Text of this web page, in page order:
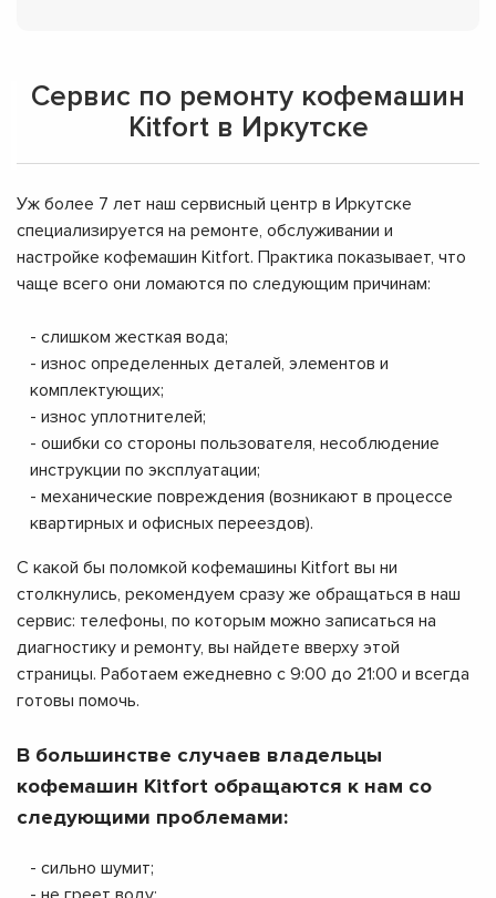
Сервис по ремонту кофемашин
Kitfort в Иркутске
Уж более 7 лет наш сервисный центр в Иркутске
специализируется на ремонте, обслуживании и
настройке кофемашин Kitfort. Практика показывает, что
чаще всего они ломаются по следующим причинам:
- слишком жесткая вода;
- износ определенных деталей, элементов и
комплектующих;
- износ уплотнителей;
- ошибки со стороны пользователя, несоблюдение
инструкции по эксплуатации;
- механические повреждения (возникают в процессе
квартирных и офисных переездов).
С какой бы поломкой кофемашины Kitfort вы ни
столкнулись, рекомендуем сразу же обращаться в наш
сервис: телефоны, по которым можно записаться на
диагностику и ремонту, вы найдете вверху этой
страницы. Работаем ежедневно с 9:00 до 21:00 и всегда
готовы помочь.
В большинстве случаев владельцы
кофемашин Kitfort обращаются к нам со
следующими проблемами:
- сильно шумит;